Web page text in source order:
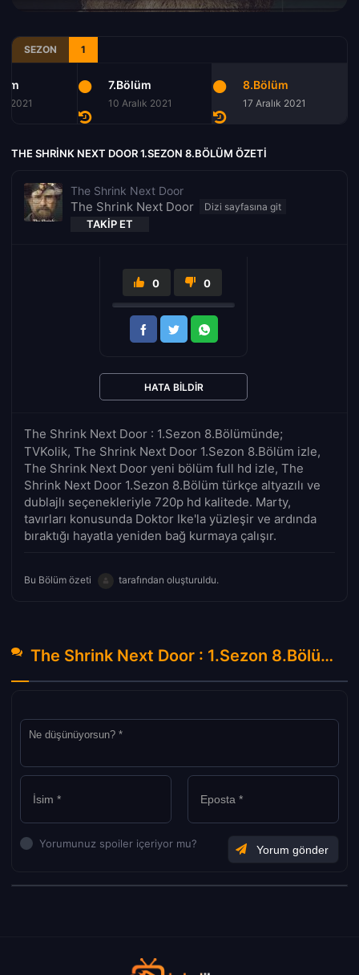
SEZON 1
2021
7.Bölüm
10 Aralık 2021
8.Bölüm
17 Aralık 2021
THE SHRINK NEXT DOOR 1.SEZON 8.BÖLÜM ÖZETI
The Shrink Next Door
The Shrink Next Door
TAKIP ET
The Shrink Next Door : 1.Sezon 8.Bölümünde;
TVKolik, The Shrink Next Door 1.Sezon 8.Bölüm izle,
The Shrink Next Door yeni bölüm full hd izle, The
Shrink Next Door 1.Sezon 8.Bölüm türkçe altyazılı ve
dublajlı seçenekleriyle 720p hd kalitede. Marty,
tavırları konusunda Doktor Ike'la yüzleşir ve ardında
bıraktığı hayatla yeniden bağ kurmaya çalışır.
Bu Bölüm özeti tarafından oluşturuldu.
0 0
HATA BILDIR
The Shrink Next Door : 1.Sezon 8.Bölüm Hakkında Yorumlar
Yorumunuz spoiler içeriyor mu?